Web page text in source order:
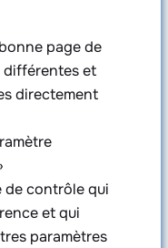
page de
différentes et
directement
de contrôle qui
et qui
paramètres